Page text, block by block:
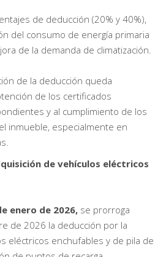
de deducción (20% y 40%),
del consumo de energía primaria
de la demanda de climatización.
de la deducción queda
de los certificados
y al cumplimiento de los
inmueble, especialmente en
de vehículos eléctricos
enero de 2026, se prorroga
de 2026 la deducción por la
eléctricos enchufables y de pila de